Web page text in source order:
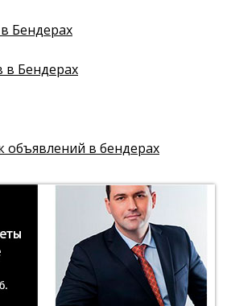
Бендерах
в Бендерах
объявлений в бендерах